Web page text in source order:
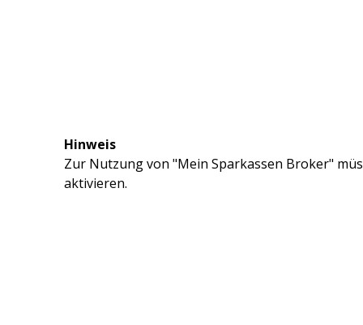
Hinweis
Zur Nutzung von "Mein Sparkassen Broker"
aktivieren.